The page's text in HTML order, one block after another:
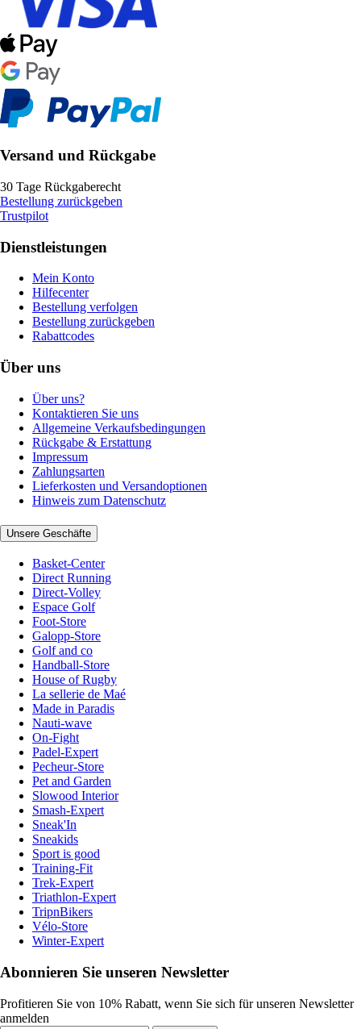
Versand und Rückgabe
30 Tage Rückgaberecht
Bestellung zurückgeben
Trustpilot
Dienstleistungen
Mein Konto
Hilfecenter
Bestellung verfolgen
Bestellung zurückgeben
Rabattcodes
Über uns
Über uns?
Kontaktieren Sie uns
Allgemeine Verkaufsbedingungen
Rückgabe & Erstattung
Impressum
Zahlungsarten
Lieferkosten und Versandoptionen
Hinweis zum Datenschutz
Unsere Geschäfte
Basket-Center
Direct Running
Direct-Volley
Espace Golf
Foot-Store
Galopp-Store
Golf and co
Handball-Store
House of Rugby
La sellerie de Maé
Made in Paradis
Nauti-wave
On-Fight
Padel-Expert
Pecheur-Store
Pet and Garden
Slowood Interior
Smash-Expert
Sneak'In
Sneakids
Sport is good
Training-Fit
Trek-Expert
Triathlon-Expert
TripnBikers
Vélo-Store
Winter-Expert
Abonnieren Sie unseren Newsletter
Profitieren Sie von 10% Rabatt, wenn Sie sich für unseren Newsletter
anmelden